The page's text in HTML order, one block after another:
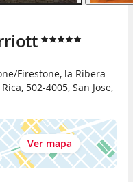
Firestone, la Ribera
, 502-4005, San Jose,
Ver mapa